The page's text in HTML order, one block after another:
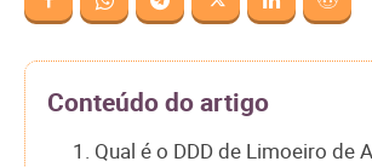
Conteúdo do artigo
1. Qual é o DDD de Limoeiro de